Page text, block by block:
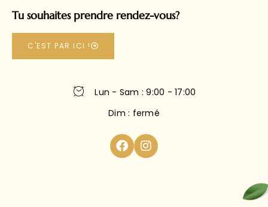
Tu souhaites prendre rendez-vous?
C'EST PAR ICI !
Lun - Sam : 9:00 - 17:00
Dim : fermé